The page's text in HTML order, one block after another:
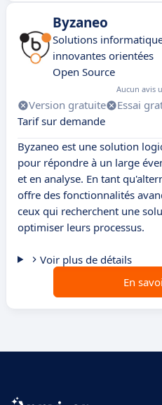
Byzaneo
Solutions
innovantes orientées
Open Source
Aucun avis
Version gratuite Essai
Tarif sur demande
Byzaneo est une solution
pour répondre à un large
et en analyse. En tant
offre des fonctionnalités
ceux qui recherchent une
optimiser leurs processus.
Voir plus de détails
En